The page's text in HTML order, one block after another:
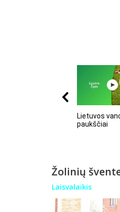
Lietuvos
paukščiai
Žolinių
Laisvalaikis